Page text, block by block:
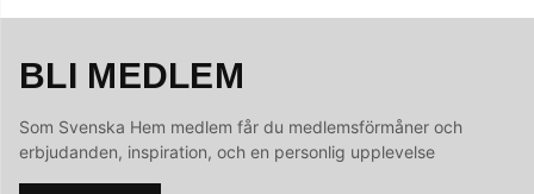
BLI MEDLEM
Som Svenska Hem medlem får du medlemsförmåner och
erbjudanden, inspiration, och en personlig upplevelse